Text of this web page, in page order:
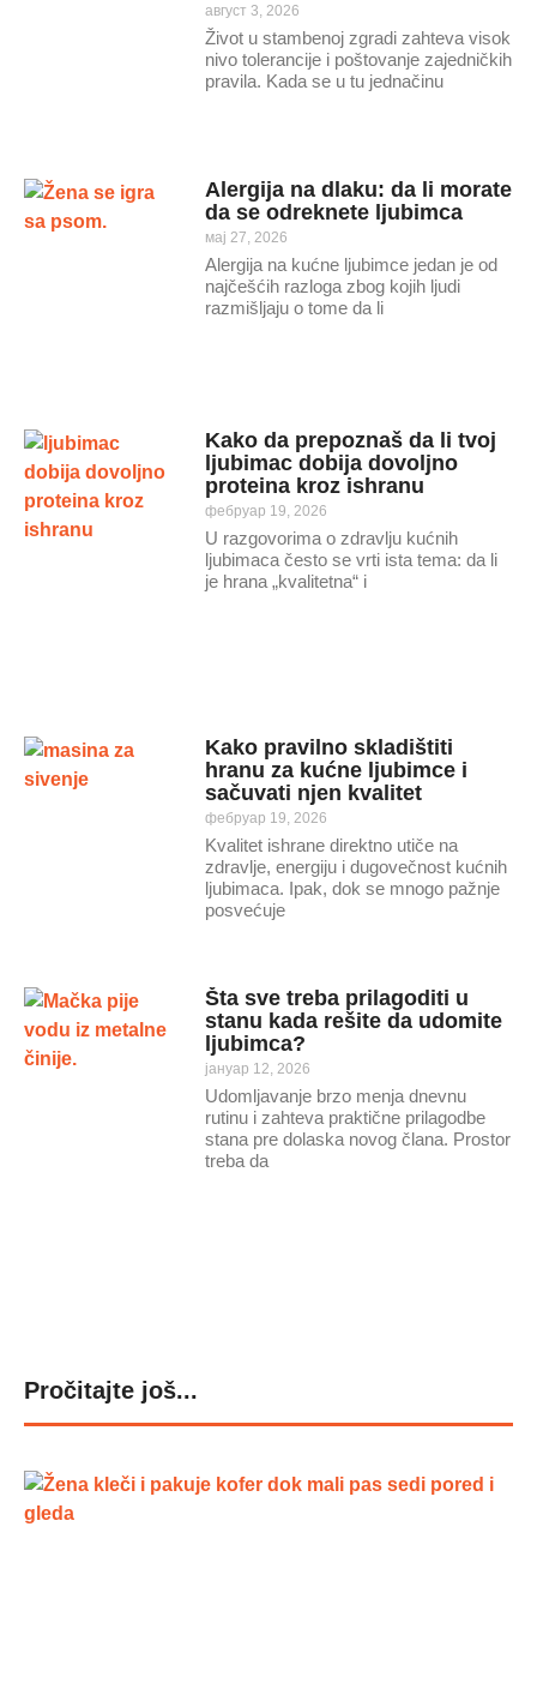
август 3, 2026
Život u stambenoj zgradi zahteva visok
nivo tolerancije i poštovanje zajedničkih
pravila. Kada se u tu jednačinu
Alergija na dlaku: da li morate
da se odreknete ljubimca
мај 27, 2026
Alergija na kućne ljubimce jedan je od
najčešćih razloga zbog kojih ljudi
razmišljaju o tome da li
Kako da prepoznaš da li tvoj
ljubimac dobija dovoljno
proteina kroz ishranu
фебруар 19, 2026
U razgovorima o zdravlju kućnih
ljubimaca često se vrti ista tema: da li
je hrana „kvalitetna“ i
Kako pravilno skladištiti
hranu za kućne ljubimce i
sačuvati njen kvalitet
фебруар 19, 2026
Kvalitet ishrane direktno utiče na
zdravlje, energiju i dugovečnost kućnih
ljubimaca. Ipak, dok se mnogo pažnje
posvećuje
Šta sve treba prilagoditi u
stanu kada rešite da udomite
ljubimca?
јануар 12, 2026
Udomljavanje brzo menja dnevnu
rutinu i zahteva praktične prilagodbe
stana pre dolaska novog člana. Prostor
treba da
Pročitajte još...